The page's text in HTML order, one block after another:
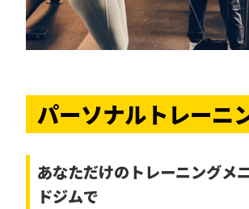
パーソナルトレーニ
あなただけの トレーニングメ
ドジムで